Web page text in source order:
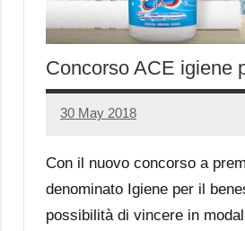
Concorso ACE igiene
30 May 2018
Luca
No
Con il nuovo concorso a
denominato Igiene per il
possibilità di vincere in